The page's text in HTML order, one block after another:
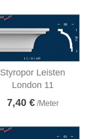
Styropor Leisten
London 11
7,40 €/Meter